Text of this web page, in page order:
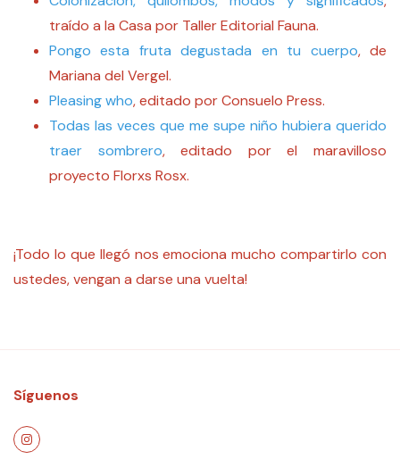
traído a la Casa por Taller Editorial Fauna.
Pongo esta fruta degustada en tu cuerpo, de
Mariana del Vergel.
Pleasing who, editado por Consuelo Press.
Todas las veces que me supe niño hubiera querido
traer sombrero, editado por el maravilloso
proyecto Florxs Rosx.
¡Todo lo que llegó nos emociona mucho compartirlo con
ustedes, vengan a darse una vuelta!
Síguenos